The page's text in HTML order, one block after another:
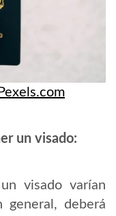
Pexels.com
un visado:
visado varían
general, deberá